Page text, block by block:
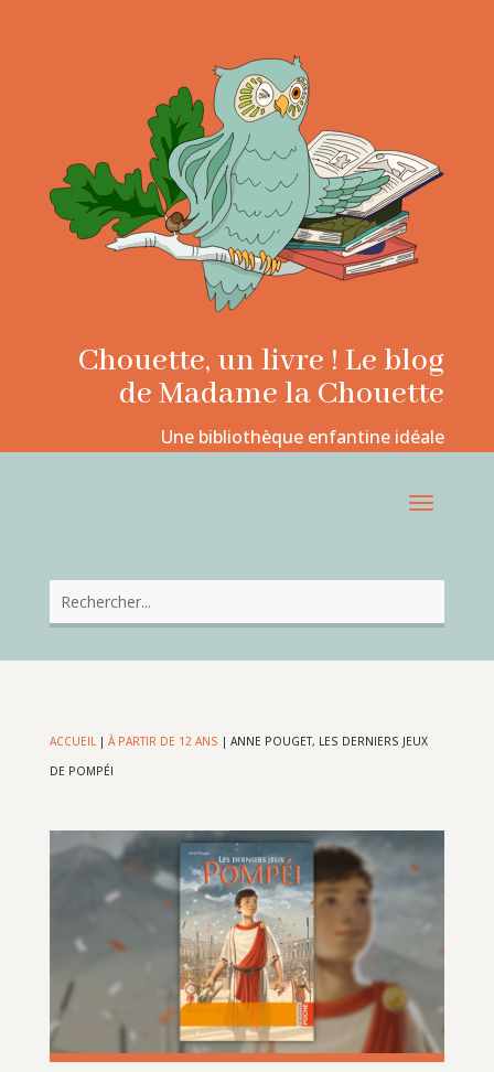
Chouette, un livre ! Le blog
de Madame la Chouette
Une bibliothèque enfantine idéale
ACCUEIL| À PARTIR DE 12 ANS | ANNE POUGET, LES DERNIERS JEUX
DE POMPÉI